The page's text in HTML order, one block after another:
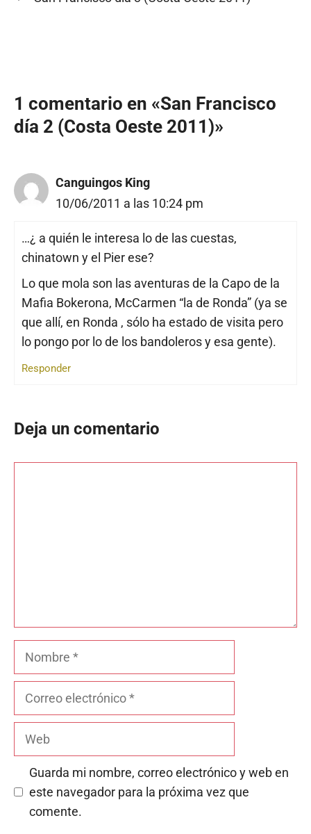
1 comentario en «San Francisco
día 2 (Costa Oeste 2011)»
Canguingos King
10/06/2011 a las 10:24 pm
…¿ a quién le interesa lo de las cuestas,
chinatown y el Pier ese?
Lo que mola son las aventuras de la Capo de la
Mafia Bokerona, McCarmen “la de Ronda” (ya se
que allí, en Ronda , sólo ha estado de visita pero
lo pongo por lo de los bandoleros y esa gente).
Responder
Deja un comentario
Nombre
Guarda mi nombre, correo electrónico y web en
este navegador para la próxima vez que
comente.